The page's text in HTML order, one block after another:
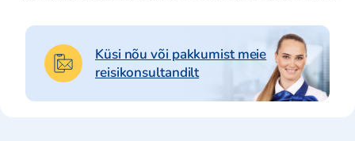
Sihtkohad
Podcastid
reisikaubad.ee...
Järelmaks
Lojaalsusprogramm
Küsi nõu või pakkumist meie
reisikonsultandilt